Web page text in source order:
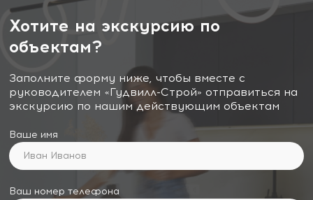
Хотите на экскурсию по
объектам?
Заполните форму ниже, чтобы вместе с
руководителем «Гудвилл-Строй» отправиться на
экскурсию по нашим действующим объектам
Ваше имя
Ваш номер телефона